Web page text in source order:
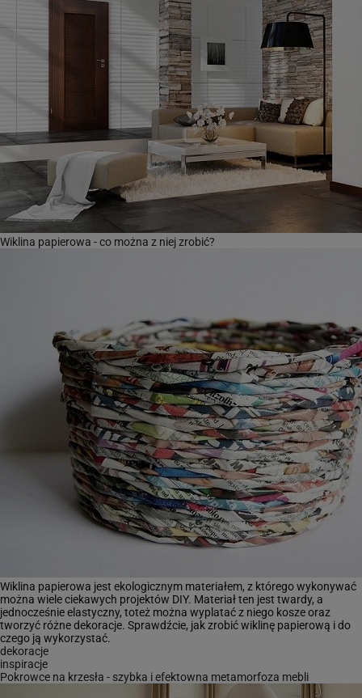
Wiklina papierowa - co można z niej zrobić?
Wiklina papierowa jest ekologicznym materiałem, z którego wykonywać
można wiele ciekawych projektów DIY. Materiał ten jest twardy, a
jednocześnie elastyczny, toteż można wyplatać z niego kosze oraz
tworzyć różne dekoracje. Sprawdźcie, jak zrobić wiklinę papierową i do
czego ją wykorzystać.
dekoracje
inspiracje
Pokrowce na krzesła - szybka i efektowna metamorfoza mebli